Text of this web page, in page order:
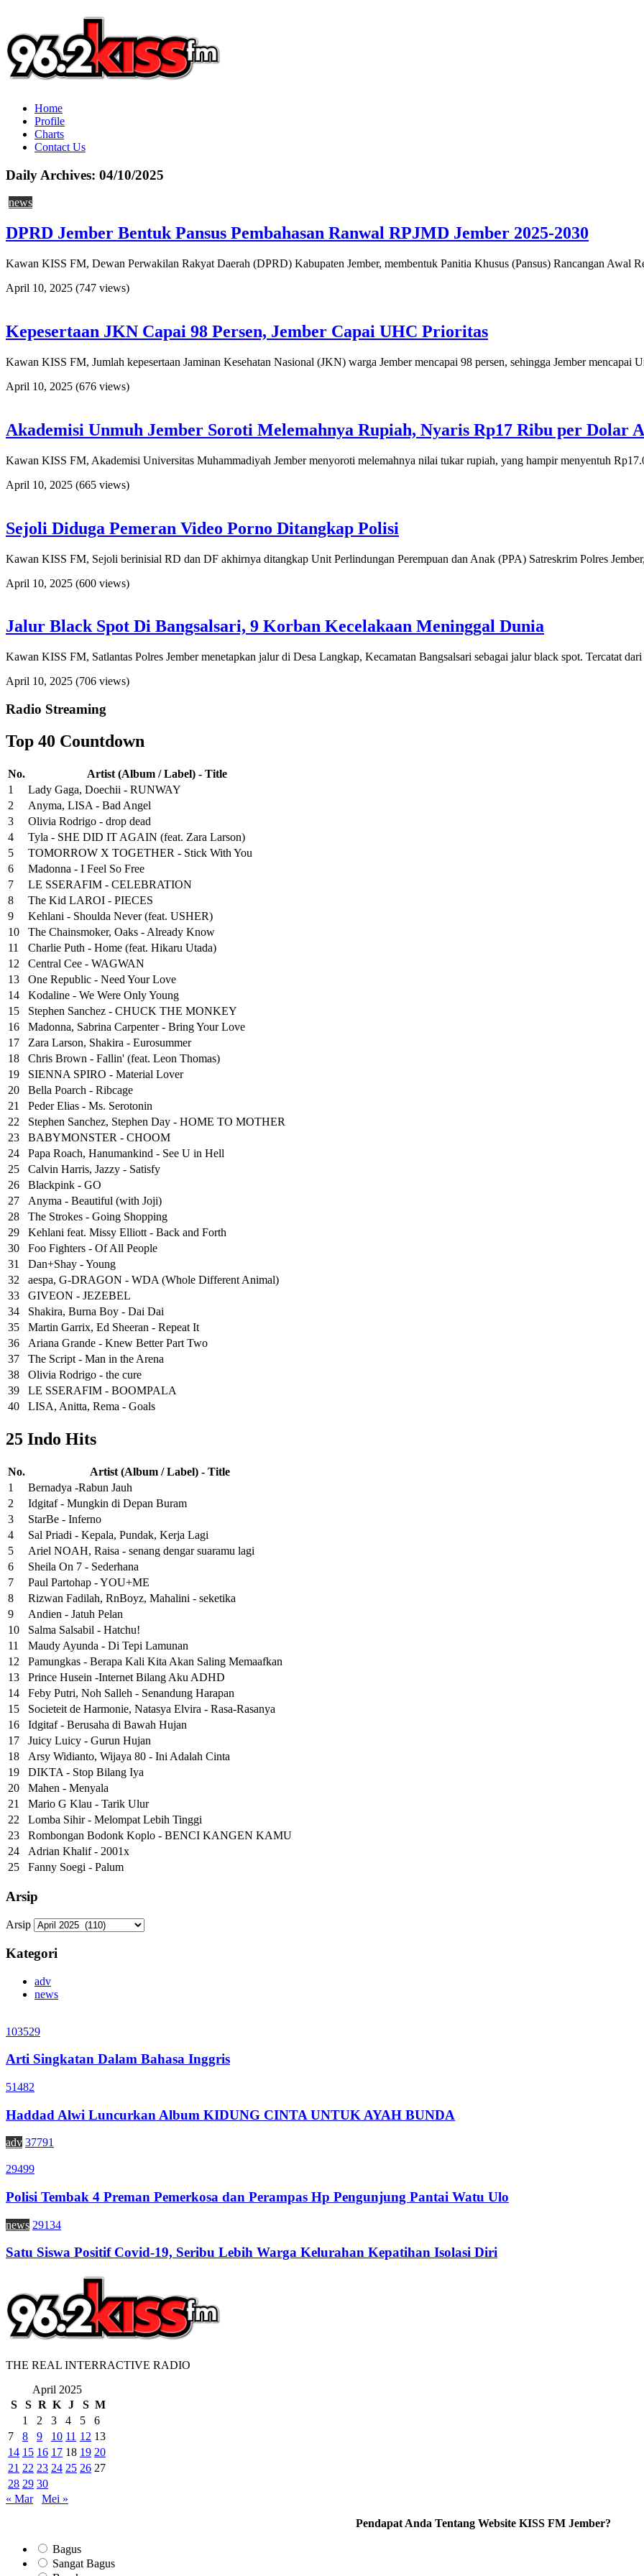
Home
Profile
Charts
Contact Us
Daily Archives: 04/10/2025
news
DPRD Jember Bentuk Pansus Pembahasan Ranwal RPJMD Jember 2025-2030
Kawan KISS FM, Dewan Perwakilan Rakyat Daerah (DPRD) Kabupaten Jember, membentuk Panitia Khusus (Pansus) Rancangan Awal
April 10, 2025 (747 views)
Kepesertaan JKN Capai 98 Persen, Jember Capai UHC Prioritas
Kawan KISS FM, Jumlah kepesertaan Jaminan Kesehatan Nasional (JKN) warga Jember mencapai 98 persen, sehingga Jember mencapai
April 10, 2025 (676 views)
Akademisi Unmuh Jember Soroti Melemahnya Rupiah, Nyaris Rp17 Ribu per Dolar
Kawan KISS FM, Akademisi Universitas Muhammadiyah Jember menyoroti melemahnya nilai tukar rupiah, yang hampir menyentuh
April 10, 2025 (665 views)
Sejoli Diduga Pemeran Video Porno Ditangkap Polisi
Kawan KISS FM, Sejoli berinisial RD dan DF akhirnya ditangkap Unit Perlindungan Perempuan dan Anak (PPA) Satreskrim Polres
April 10, 2025 (600 views)
Jalur Black Spot Di Bangsalsari, 9 Korban Kecelakaan Meninggal Dunia
Kawan KISS FM, Satlantas Polres Jember menetapkan jalur di Desa Langkap, Kecamatan Bangsalsari sebagai jalur black spot. Tercatat dari
April 10, 2025 (706 views)
Radio Streaming
Top 40 Countdown
No.
Artist (Album / Label) - Title
1
Lady Gaga, Doechii - RUNWAY
2
Anyma, LISA - Bad Angel
3
Olivia Rodrigo - drop dead
4
Tyla - SHE DID IT AGAIN (feat. Zara Larson)
5
TOMORROW X TOGETHER - Stick With You
6
Madonna - I Feel So Free
7
LE SSERAFIM - CELEBRATION
8
The Kid LAROI - PIECES
9
Kehlani - Shoulda Never (feat. USHER)
10
The Chainsmoker, Oaks - Already Know
11
Charlie Puth - Home (feat. Hikaru Utada)
12
Central Cee - WAGWAN
13
One Republic - Need Your Love
14
Kodaline - We Were Only Young
15
Stephen Sanchez - CHUCK THE MONKEY
16
Madonna, Sabrina Carpenter - Bring Your Love
17
Zara Larson, Shakira - Eurosummer
18
Chris Brown - Fallin' (feat. Leon Thomas)
19
SIENNA SPIRO - Material Lover
20
Bella Poarch - Ribcage
21
Peder Elias - Ms. Serotonin
22
Stephen Sanchez, Stephen Day - HOME TO MOTHER
23
BABYMONSTER - CHOOM
24
Papa Roach, Hanumankind - See U in Hell
25
⁠Calvin Harris, Jazzy - Satisfy
26
Blackpink - GO
27
Anyma - Beautiful (with Joji)
28
The Strokes - Going Shopping
29
Kehlani feat. Missy Elliott - Back and Forth
30
Foo Fighters - Of All People
31
Dan+Shay - Young
32
aespa, G-DRAGON - WDA (Whole Different Animal)
33
GIVEON - JEZEBEL
34
Shakira, Burna Boy - Dai Dai
35
Martin Garrix, Ed Sheeran - Repeat It
36
Ariana Grande - Knew Better Part Two
37
The Script - Man in the Arena
38
Olivia Rodrigo - the cure
39
LE SSERAFIM - BOOMPALA
40
LISA, Anitta, Rema - Goals
25 Indo Hits
No.
Artist (Album / Label) - Title
1
Bernadya -Rabun Jauh
2
Idgitaf - Mungkin di Depan Buram
3
StarBe - Inferno
4
Sal Priadi - Kepala, Pundak, Kerja Lagi
5
Ariel NOAH, Raisa - senang dengar suaramu lagi
6
Sheila On 7 - Sederhana
7
Paul Partohap - YOU+ME
8
Rizwan Fadilah, RnBoyz, Mahalini - seketika
9
Andien - Jatuh Pelan
10
Salma Salsabil - Hatchu!
11
Maudy Ayunda - Di Tepi Lamunan
12
Pamungkas - Berapa Kali Kita Akan Saling Memaafkan
13
Prince Husein -Internet Bilang Aku ADHD
14
Feby Putri, Noh Salleh - Senandung Harapan
15
Societeit de Harmonie, Natasya Elvira - Rasa-Rasanya
16
Idgitaf - Berusaha di Bawah Hujan
17
Juicy Luicy - Gurun Hujan
18
Arsy Widianto, Wijaya 80 - Ini Adalah Cinta
19
DIKTA - Stop Bilang Iya
20
Mahen - Menyala
21
Mario G Klau - Tarik Ulur
22
Lomba Sihir - Melompat Lebih Tinggi
23
Rombongan Bodonk Koplo - BENCI KANGEN KAMU
24
Adrian Khalif - 2001x
25
Fanny Soegi - Palum
Arsip
Arsip
Kategori
adv
news
103529
Arti Singkatan Dalam Bahasa Inggris
51482
Haddad Alwi Luncurkan Album KIDUNG CINTA UNTUK AYAH BUNDA
adv 37791
29499
Polisi Tembak 4 Preman Pemerkosa dan Perampas Hp Pengunjung Pantai Watu Ulo
news 29134
Satu Siswa Positif Covid-19, Seribu Lebih Warga Kelurahan Kepatihan Isolasi Diri
THE REAL INTERRACTIVE RADIO
April 2025
S
S R K J S M
1
2 3 4 5
6
7
8 9 10 11 12 13
14 15 16 17 18 19 20
21 22 23 24 25 26 27
28 29 30
« Mar
Mei »
Pendapat Anda Tentang Website KISS FM Jember?
Bagus
Sangat Bagus